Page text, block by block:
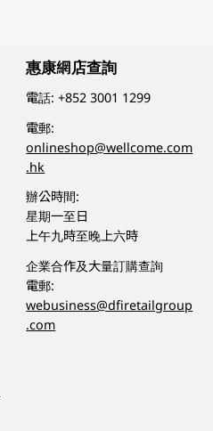
惠康網店查詢
電話:+852 3001 1299
電郵:
onlineshop@wellcome.com
.hk
辦公時間:
星期一至日
上午九時至晚上六時
企業合作及大量訂購查詢
電郵:
webusiness@dfiretailgroup
.com